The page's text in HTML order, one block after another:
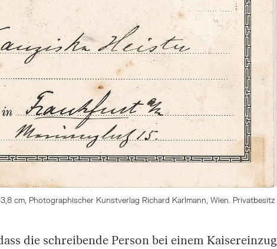
cm, Photographischer Kunstverlag Richard Karlmann, Wien. Privatbesitz
die schreibende Person bei einem Kaisereinzug